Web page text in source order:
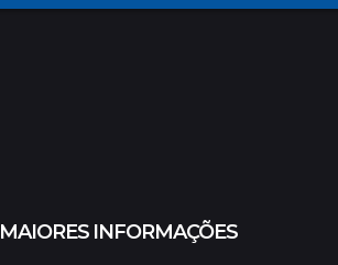
MAIORES INFORMAÇÕES